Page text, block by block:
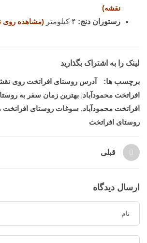
نقشه)
رستوران دنج:
(مشاهده روی
لینک را به اشتراک بگذارید
برچسب ها: آدرس روستای افراتخت روی
افراتخت محمودآباد, بهترین زمان سفر به
افراتخت محمودآباد, سوغات روستای افراتخت
روستای افراتخت
قبلی
ارسال دیدگاه